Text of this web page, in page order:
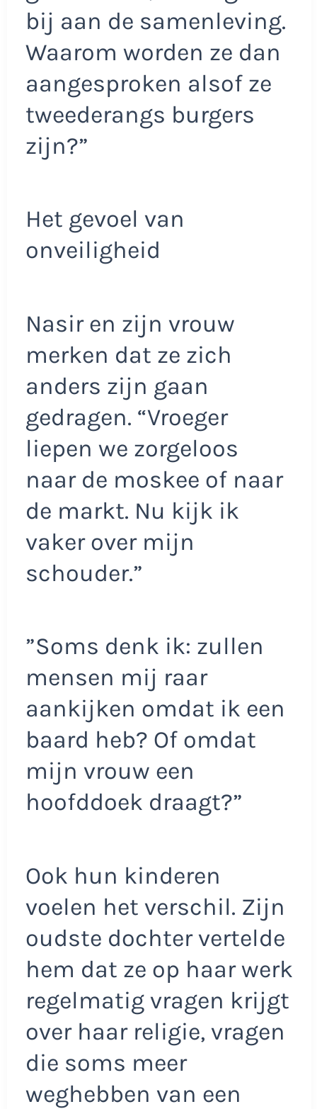
bij aan de samenleving.
Waarom worden ze dan
aangesproken alsof ze
tweederangs burgers
zijn?”
Het gevoel van
onveiligheid
Nasir en zijn vrouw
merken dat ze zich
anders zijn gaan
gedragen. “Vroeger
liepen we zorgeloos
naar de moskee of naar
de markt. Nu kijk ik
vaker over mijn
schouder.”
”Soms denk ik: zullen
mensen mij raar
aankijken omdat ik een
baard heb? Of omdat
mijn vrouw een
hoofddoek draagt?”
Ook hun kinderen
voelen het verschil. Zijn
oudste dochter vertelde
hem dat ze op haar werk
regelmatig vragen krijgt
over haar religie, vragen
die soms meer
weghebben van een